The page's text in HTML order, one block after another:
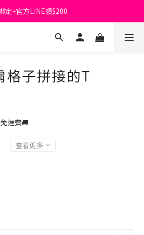
首購免運費🚚
定+官方LINE領$200
出清特價_買一送一
子拼接的T
運費🚚
查看更多